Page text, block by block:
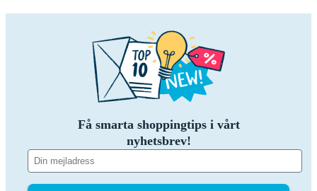
Få smarta shoppingtips i vårt
nyhetsbrev!